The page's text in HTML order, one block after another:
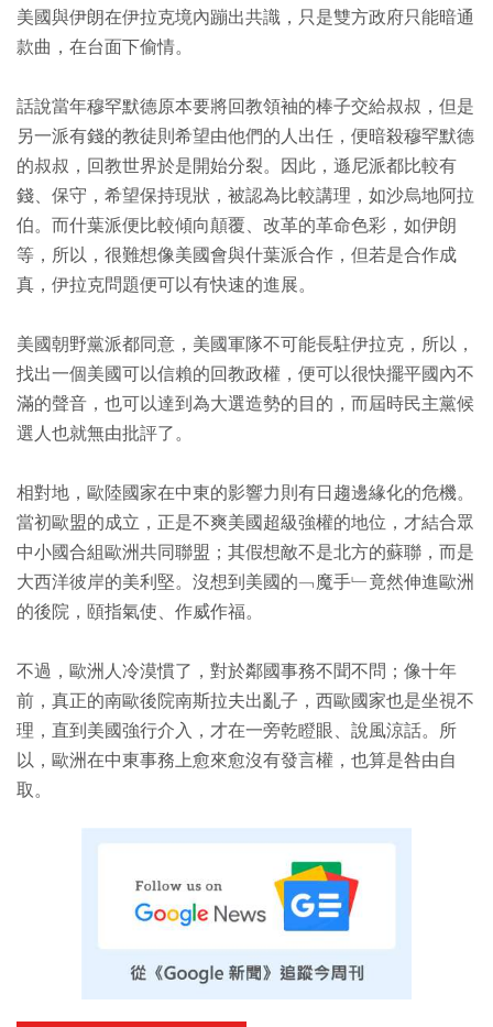
美國與伊朗在伊拉克境內蹦出共識，只是雙方政府只能暗通
款曲，在台面下偷情。
話說當年穆罕默德原本要將回教領袖的棒子交給叔叔，但是
另一派有錢的教徒則希望由他們的人出任，便暗殺穆罕默德
的叔叔，回教世界於是開始分裂。因此，遜尼派都比較有
錢、保守，希望保持現狀，被認為比較講理，如沙烏地阿拉
伯。而什葉派便比較傾向顛覆、改革的革命色彩，如伊朗
等，所以，很難想像美國會與什葉派合作，但若是合作成
真，伊拉克問題便可以有快速的進展。
美國朝野黨派都同意，美國軍隊不可能長駐伊拉克，所以，
找出一個美國可以信賴的回教政權，便可以很快擺平國內不
滿的聲音，也可以達到為大選造勢的目的，而屆時民主黨候
選人也就無由批評了。
相對地，歐陸國家在中東的影響力則有日趨邊緣化的危機。
當初歐盟的成立，正是不爽美國超級強權的地位，才結合眾
中小國合組歐洲共同聯盟；其假想敵不是北方的蘇聯，而是
大西洋彼岸的美利堅。沒想到美國的﹁魔手﹂竟然伸進歐洲
的後院，頤指氣使、作威作福。
不過，歐洲人冷漠慣了，對於鄰國事務不聞不問；像十年
前，真正的南歐後院南斯拉夫出亂子，西歐國家也是坐視不
理，直到美國強行介入，才在一旁乾瞪眼、說風涼話。所
以，歐洲在中東事務上愈來愈沒有發言權，也算是咎由自
取。